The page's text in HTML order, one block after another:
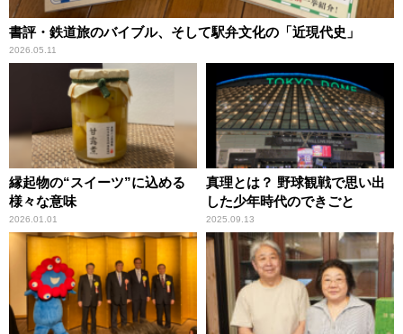
書評・鉄道旅のバイブル、そして駅弁文化の「近現代史」
2026.05.11
縁起物の“スイーツ”に込める
様々な意味
2026.01.01
真理とは？ 野球観戦で思い出
した少年時代のできごと
2025.09.13